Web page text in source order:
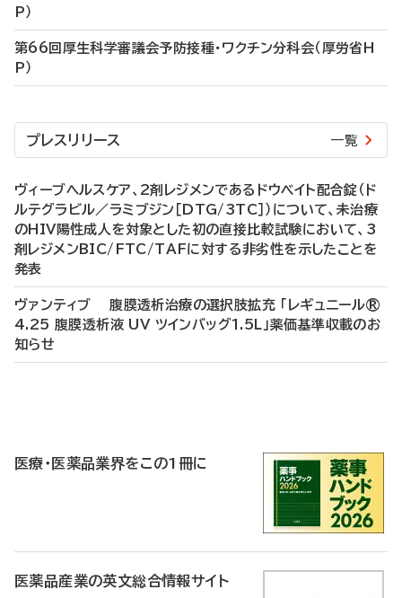
P）
第66回厚生科学審議会予防接種・ワクチン分科会（厚労省H
P）
プレスリリース 一覧
ヴィーブヘルスケア、2剤レジメンであるドウベイト配合錠（ド
ルテグラビル／ラミブジン［DTG/3TC］）について、未治療
のHIV陽性成人を対象とした初の直接比較試験において、3
剤レジメンBIC/FTC/TAFに対する非劣性を示したことを
発表
ヴァンティブ 腹膜透析治療の選択肢拡充 「レギュニール®
4.25 腹膜透析液 UV ツインバッグ1.5L」薬価基準収載のお
知らせ
医療・医薬品業界をこの1冊に
医薬品産業の英文総合情報サイト